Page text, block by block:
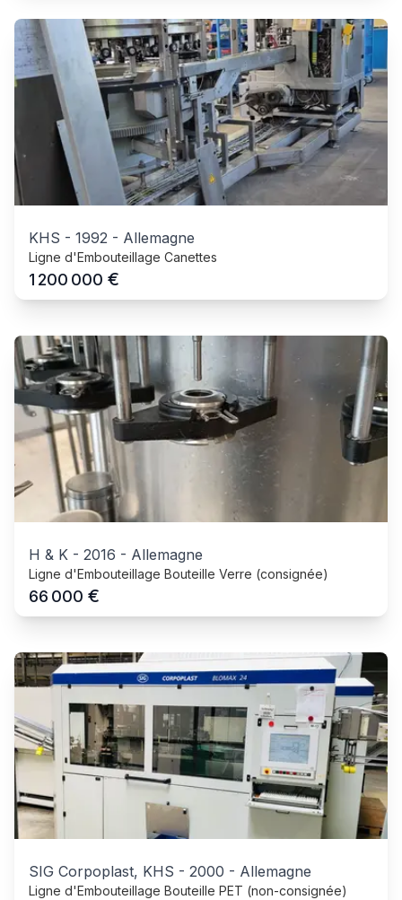
KHS - 1992 - Allemagne
Ligne d'Embouteillage Canettes
1 200 000 €
H & K - 2016 - Allemagne
Ligne d'Embouteillage Bouteille Verre (consignée)
66 000 €
SIG Corpoplast, KHS - 2000 - Allemagne
Ligne d'Embouteillage Bouteille PET (non-consignée)